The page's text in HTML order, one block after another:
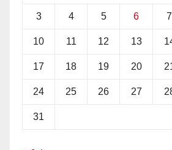
3 4 5 6 7
10 11 12 13
17 18 19 20
24 25 26 27
31